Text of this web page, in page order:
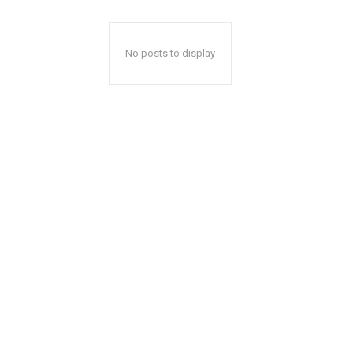
No posts to display